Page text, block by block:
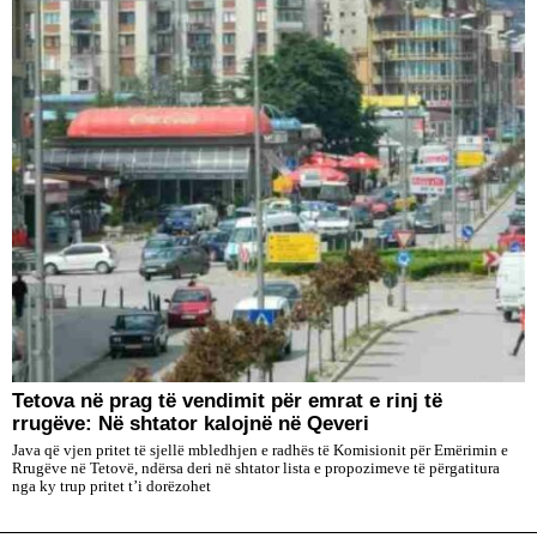
Tetova në prag të vendimit për emrat e rinj të
rrugëve: Në shtator kalojnë në Qeveri
Java që vjen pritet të sjellë mbledhjen e radhës të Komisionit për Emërimin e
Rrugëve në Tetovë, ndërsa deri në shtator lista e propozimeve të përgatitura
nga ky trup pritet t’i dorëzohet